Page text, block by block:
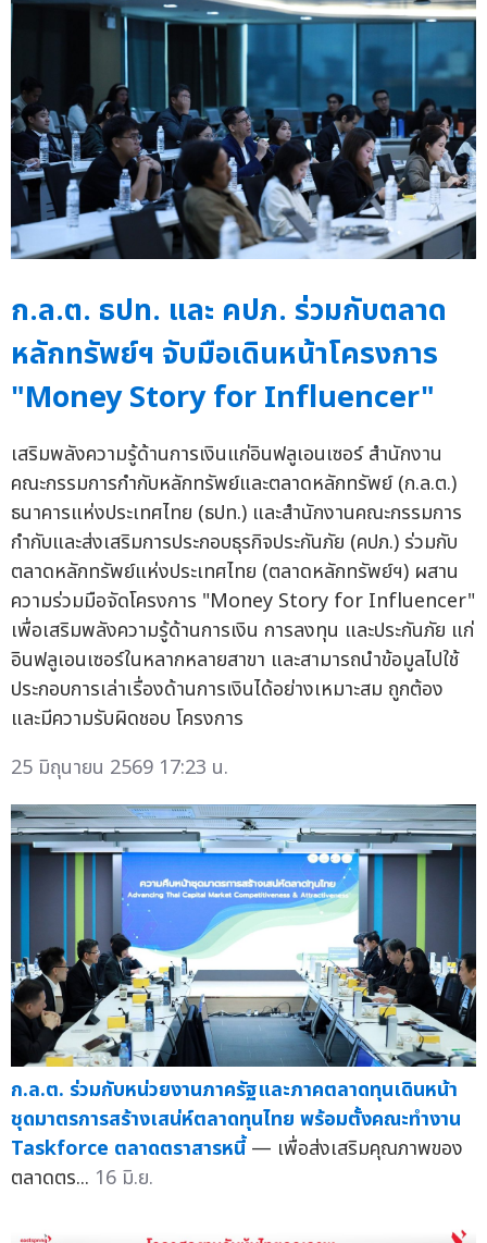
ก.ล.ต. ธปท. และ คปภ. ร่วมกับตลาด
หลักทรัพย์ฯ จับมือเดินหน้าโครงการ
"Money Story for Influencer"
เสริมพลังความรู้ด้านการเงินแก่อินฟลูเอนเซอร์ สำนักงาน
คณะกรรมการกำกับหลักทรัพย์และตลาดหลักทรัพย์ (ก.ล.ต.)
ธนาคารแห่งประเทศไทย (ธปท.) และสำนักงานคณะกรรมการ
กำกับและส่งเสริมการประกอบธุรกิจประกันภัย (คปภ.) ร่วมกับ
ตลาดหลักทรัพย์แห่งประเทศไทย (ตลาดหลักทรัพย์ฯ) ผสาน
ความร่วมมือจัดโครงการ "Money Story for Influencer"
เพื่อเสริมพลังความรู้ด้านการเงิน การลงทุน และประกันภัย แก่
อินฟลูเอนเซอร์ในหลากหลายสาขา และสามารถนำข้อมูลไปใช้
ประกอบการเล่าเรื่องด้านการเงินได้อย่างเหมาะสม ถูกต้อง
และมีความรับผิดชอบ โครงการ
25 มิถุนายน 2569 17:23 น.
ก.ล.ต. ร่วมกับหน่วยงานภาครัฐและภาคตลาดทุนเดินหน้า
ชุดมาตรการสร้างเสน่ห์ตลาดทุนไทย พร้อมตั้งคณะทำงาน
Taskforce ตลาดตราสารหนี้ — เพื่อส่งเสริมคุณภาพของ
ตลาดตร... 16 มิ.ย.